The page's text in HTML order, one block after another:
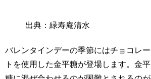
出典：緑寿庵清水
バレンタインデーの季節にはチョコレー
トを使用した金平糖が登場します。金平